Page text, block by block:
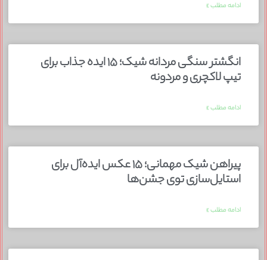
ادامه مطلب »
انگشتر سنگی مردانه شیک؛ ۱۵ ایده جذاب برای
تیپ لاکچری و مردونه
ادامه مطلب »
پیراهن شیک مهمانی؛ ۱۵ عکس ایده‌آل برای
استایل‌سازی توی جشن‌ها
ادامه مطلب »